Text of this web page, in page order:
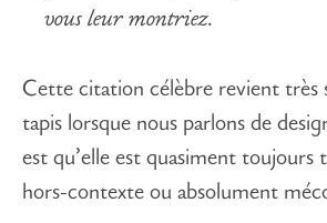
vous leur montriez.
Cette citation célèbre revient très
tapis lorsque nous parlons de
est qu’elle est quasiment toujours
hors-contexte ou absolument